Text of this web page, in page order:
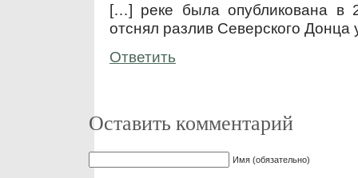
[…] реке была опубликована в
отснял разлив Северского
Ответить
Оставить комментарий
Имя (обязательно)